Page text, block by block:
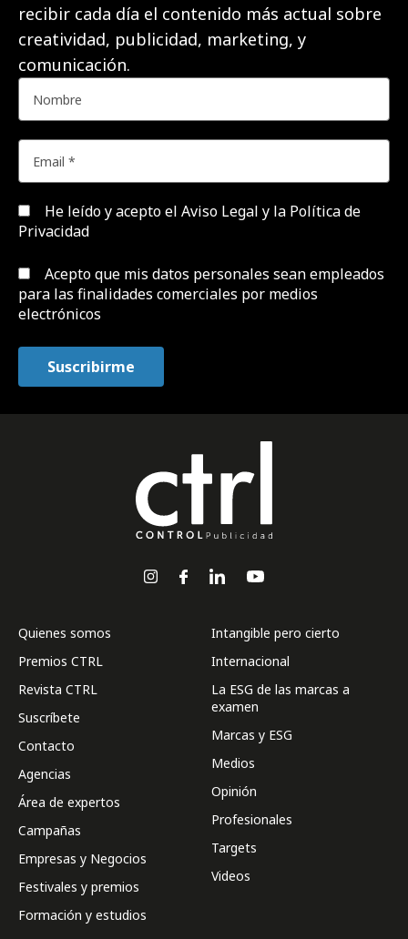
recibir cada día el contenido más actual sobre
creatividad, publicidad, marketing, y
comunicación.
He leído y acepto el Aviso Legal y la Política de
Privacidad
Acepto que mis datos personales sean empleados
para las finalidades comerciales por medios
electrónicos
Quienes somos
Premios CTRL
Revista CTRL
Suscríbete
Contacto
Agencias
Área de expertos
Campañas
Empresas y Negocios
Festivales y premios
Formación y estudios
Intangible pero cierto
Internacional
La ESG de las marcas a
examen
Marcas y ESG
Medios
Opinión
Profesionales
Targets
Videos